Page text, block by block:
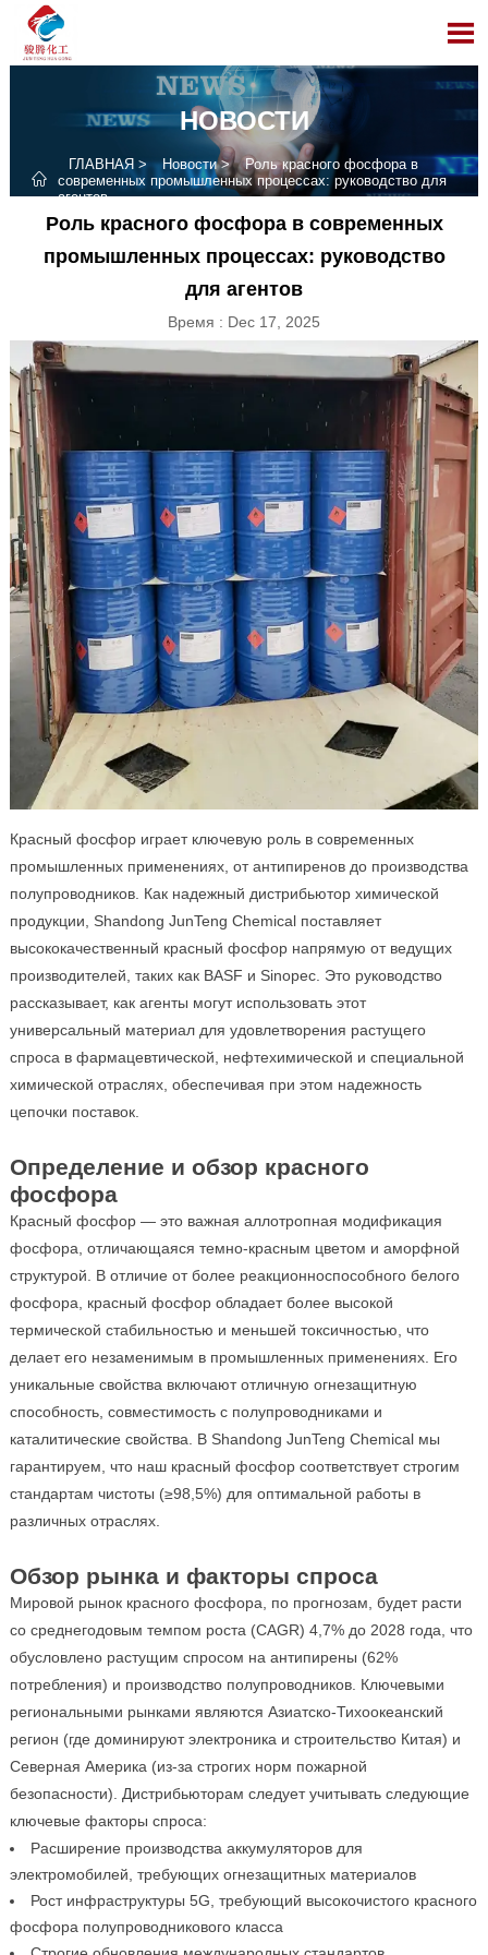

НОВОСТИ

ГЛАВНАЯ> Новости>
Роль красного фосфора в
современных промышленных процессах: руководство для
агентов
Роль красного фосфора в современных
промышленных процессах: руководство
для агентов
Время : Dec 17, 2025
Красный фосфор играет ключевую роль в современных
промышленных применениях, от антипиренов до производства
полупроводников. Как надежный дистрибьютор химической
продукции, Shandong JunTeng Chemical поставляет
высококачественный красный фосфор напрямую от ведущих
производителей, таких как BASF и Sinopec. Это руководство
рассказывает, как агенты могут использовать этот
универсальный материал для удовлетворения растущего
спроса в фармацевтической, нефтехимической и специальной
химической отраслях, обеспечивая при этом надежность
цепочки поставок.
Определение и обзор красного
фосфора
Красный фосфор — это важная аллотропная модификация
фосфора, отличающаяся темно-красным цветом и аморфной
структурой. В отличие от более реакционноспособного белого
фосфора, красный фосфор обладает более высокой
термической стабильностью и меньшей токсичностью, что
делает его незаменимым в промышленных применениях. Его
уникальные свойства включают отличную огнезащитную
способность, совместимость с полупроводниками и
каталитические свойства. В Shandong JunTeng Chemical мы
гарантируем, что наш красный фосфор соответствует строгим
стандартам чистоты (≥98,5%) для оптимальной работы в
различных отраслях.
Обзор рынка и факторы спроса
Мировой рынок красного фосфора, по прогнозам, будет расти
со среднегодовым темпом роста (CAGR) 4,7% до 2028 года, что
обусловлено растущим спросом на антипирены (62%
потребления) и производство полупроводников. Ключевыми
региональными рынками являются Азиатско-Тихоокеанский
регион (где доминируют электроника и строительство Китая) и
Северная Америка (из-за строгих норм пожарной
безопасности). Дистрибьюторам следует учитывать следующие
ключевые факторы спроса:
Расширение производства аккумуляторов для
электромобилей, требующих огнезащитных материалов
Рост инфраструктуры 5G, требующий высокочистого красного
фосфора полупроводникового класса